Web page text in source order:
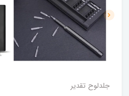
جلدلوح تقدیر